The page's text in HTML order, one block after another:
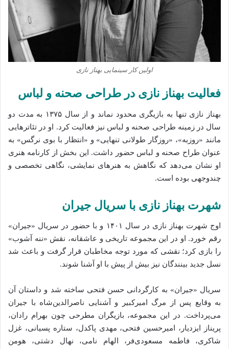
اولین کار سینمایی بهناز نازی
فعالیت بهناز نازی در طراحی صحنه و لباس
بهناز نازی تنها به بازیگری محدود نماند و از سال ۱۳۷۵ به مدت دو
سال در زمینه طراحی صحنه و لباس نیز فعالیت کرد. او در تئاترهایی
مانند «روزبه»، «روزگار طولانی تنهایی» و «انتظار با بوی نرگس» به
عنوان طراح صحنه و لباس حضور داشت. این بخش از کارنامه هنری
او نشان می‌دهد که نگاهش به هنرهای نمایشی، نگاهی تخصصی و
چندوجهی بوده است.
شهرت بهناز نازی با سریال جیران
اوج شهرت بهناز نازی در سال ۱۴۰۱ و با حضور در سریال «جیران»
رقم خورد. او در این مجموعه تاریخی و عاشقانه، نقش «ننه آشوب»
را بازی کرد؛ نقشی که مورد توجه مخاطبان قرار گرفت و باعث شد
نسل جدید بینندگان نیز بیش از پیش با او آشنا شوند.
سریال «جیران» به کارگردانی حسن فتحی ساخته شد و داستان آن
به وقایع پس از مرگ امیرکبیر و آشنایی ناصرالدین‌شاه با جیران
می‌پرداخت. در این مجموعه، بازیگران مطرحی چون بهرام رادان،
پریناز ایزدیار، امیرحسین فتحی، مهدی پاکدل، ستاره پسیانی، غزل
شاکری، فاطمه مسعودی‌فر، الهام نامی، نهال دشتی، هومن